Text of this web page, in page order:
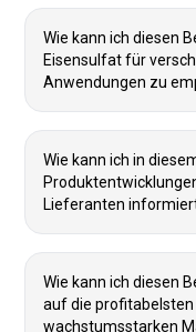
Wie kann ich diesen
Eisensulfat für
Anwendungen zu
Wie kann ich in
Lieferanten
Wie kann ich diesen
auf die
wachstumsstarken